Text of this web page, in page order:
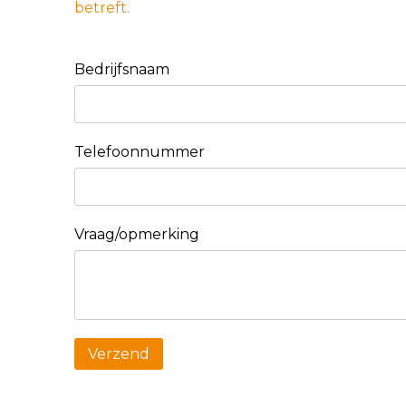
betreft.
Bedrijfsnaam
Telefoonnummer
Vraag/opmerking